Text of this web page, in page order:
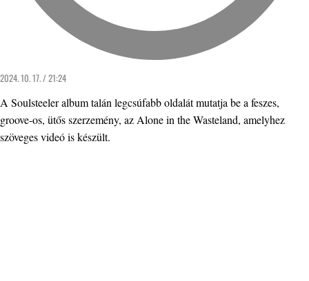
2024. 10. 17. / 21:24
A Soulsteeler album talán legcsúfabb oldalát mutatja be a feszes,
groove-os, ütős szerzemény, az Alone in the Wasteland, amelyhez
szöveges videó is készült.